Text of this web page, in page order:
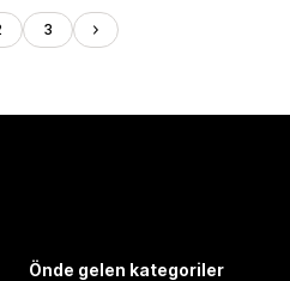
3
Önde gelen kategoriler